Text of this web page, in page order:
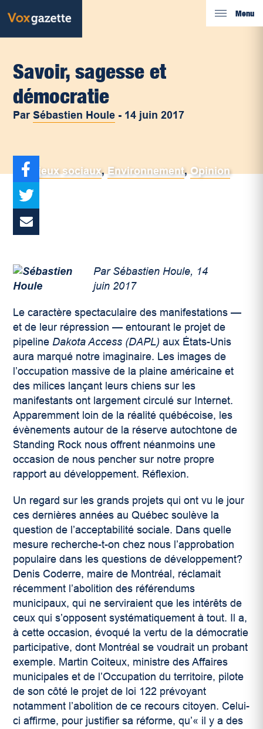
Menu
Savoir, sagesse et
démocratie
ParSébastien Houle - 14 juin 2017
Enjeux sociaux,Environnement,Opinion
Par Sébastien Houle, 14
juin 2017
Le caractère spectaculaire des manifestations —
et de leur répression — entourant le projet de
pipelineDakota Access (DAPL)aux États-Unis
aura marqué notre imaginaire. Les images de
l’occupation massive de la plaine américaine et
des milices lançant leurs chiens sur les
manifestants ont largement circulé sur Internet.
Apparemment loin de la réalité québécoise, les
évènements autour de la réserve autochtone de
Standing Rock nous offrent néanmoins une
occasion de nous pencher sur notre propre
rapport au développement. Réflexion.
Un regard sur les grands projets qui ont vu le jour
ces dernières années au Québec soulève la
question de l’acceptabilité sociale. Dans quelle
mesure recherche-t-on chez nous l’approbation
populaire dans les questions de développement?
Denis Coderre, maire de Montréal, réclamait
récemment l’abolition des référendums
municipaux, qui ne serviraient que les intérêts de
ceux qui s’opposent systématiquement à tout. Il a,
à cette occasion, évoqué la vertu de la démocratie
participative, dont Montréal se voudrait un probant
exemple. Martin Coiteux, ministre des Affaires
municipales et de l’Occupation du territoire, pilote
de son côté le projet de loi 122 prévoyant
notamment l’abolition de ce recours citoyen. Celui-
ci affirme, pour justifier sa réforme, qu’« il y a des